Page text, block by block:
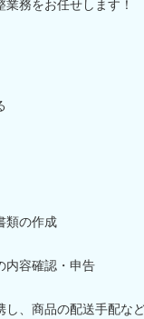
務をお任せします！
類の作成
内容確認・申告
、商品の配送手配な